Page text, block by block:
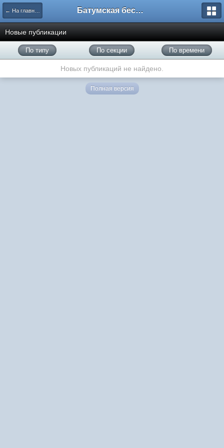
← На главную Батумская беседка
Новые публикации
По типу По секции По времени
Новых публикаций не найдено.
Полная версия